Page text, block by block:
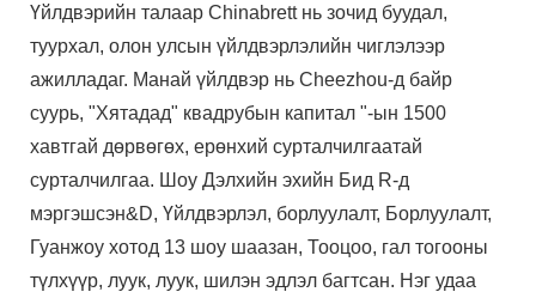
Үйлдвэрийн талаар Chinabrett нь зочид буудал,
туурхал, олон улсын үйлдвэрлэлийн чиглэлээр
ажилладаг. Манай үйлдвэр нь Cheezhou-д байр
суурь, "Хятадад" квадрубын капитал "-ын 1500
хавтгай дөрвөгөх, ерөнхий сурталчилгаатай
сурталчилгаа. Шоу Дэлхийн эхийн Бид R-д
мэргэшсэн&D, Үйлдвэрлэл, борлуулалт, Борлуулалт,
Гуанжоу хотод 13 шоу шаазан, Тооцоо, гал тогооны
түлхүүр, луук, луук, шилэн эдлэл багтсан. Нэг удаа